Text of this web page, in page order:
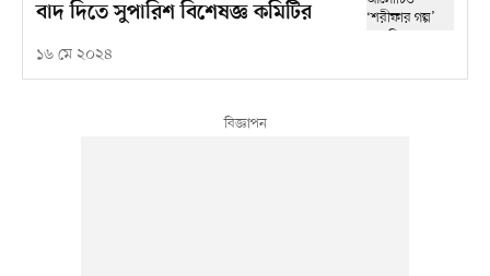
বাদ দিতে সুপারিশ বিশেষজ্ঞ কমিটির
১৬ মে ২০২৪